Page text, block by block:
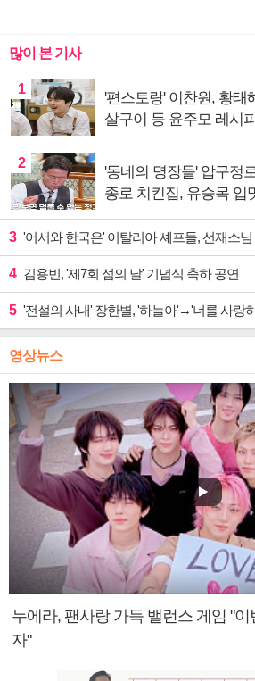
많이 본 기사
1
'편스토랑' 이찬원, 황태
살구이 등 윤주모 레시
2
'동네의 명장들' 압구정
종로 치킨집, 유승목 입
3 '어서와 한국은' 이탈리아 셰프들, 선재스님→
4 김용빈, '제7회 섬의 날' 기념식 축하 공연
5 '전설의 사내' 장한별, '하늘아'→'너를 사랑
영상뉴스
누에라, 팬사랑 가득 밸런스 게임 "
자"